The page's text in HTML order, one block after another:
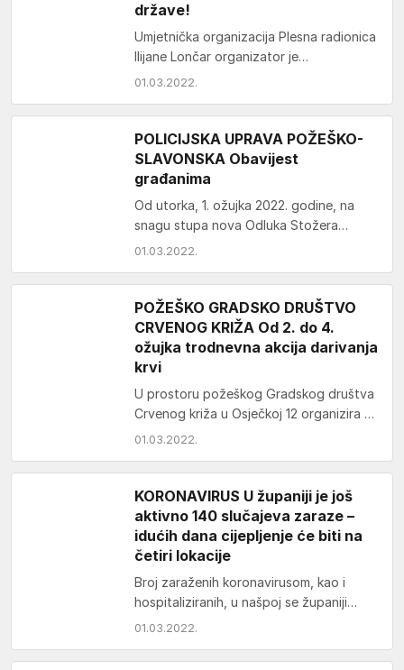
države!
Umjetnička organizacija Plesna radionica
Ilijane Lončar organizator je
tradicionalnog Međunarodnog festivala
i…
01.03.2022.
POLICIJSKA UPRAVA POŽEŠKO-
SLAVONSKA Obavijest
građanima
Od utorka, 1. ožujka 2022. godine, na
snagu stupa nova Odluka Stožera
civilne zaštite RH Prema Odluci Stožera
01.03.2022.
POŽEŠKO GRADSKO DRUŠTVO
CRVENOG KRIŽA Od 2. do 4.
ožujka trodnevna akcija darivanja
krvi
U prostoru požeškog Gradskog društva
Crvenog križa u Osječkoj 12 organizira se
od 2. do 4. ožujka (srijeda, četvrtak,
01.03.2022.
KORONAVIRUS U županiji je još
aktivno 140 slučajeva zaraze –
idućih dana cijepljenje će biti na
četiri lokacije
Broj zaraženih koronavirusom, kao i
hospitaliziranih, u našpoj se županiji
nastavlja smanjivati. – U Požeško-
140…
01.03.2022.